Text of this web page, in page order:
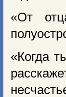
«От
«Когда